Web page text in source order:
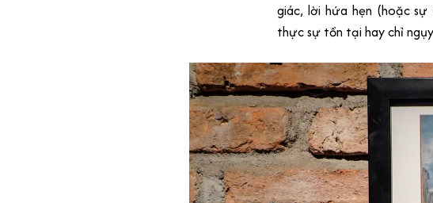
giác, lời hứa hẹn (hoặc
thực sự tồn tại hay chỉ